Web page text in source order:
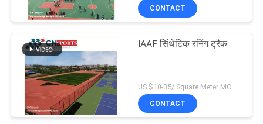
CONTACT
IAAF सिंथेटिक रनिंग ट्रैक
CONTACT